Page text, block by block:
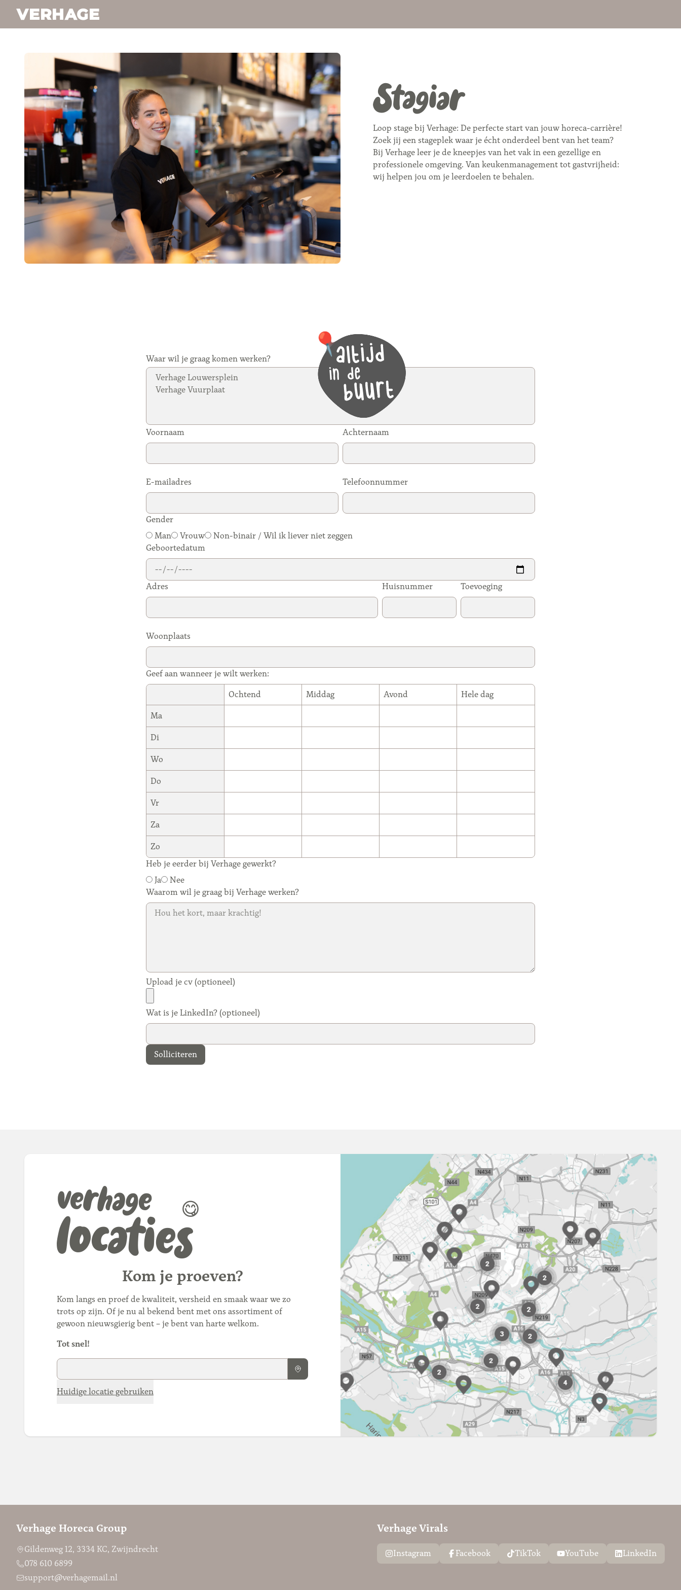
Stagiar
Loop stage bij Verhage: De perfecte start van jouw horeca-carrière!
Zoek jij een stageplek waar je écht onderdeel bent van het team?
Bij Verhage leer je de kneepjes van het vak in een gezellige en
professionele omgeving. Van keukenmanagement tot gastvrijheid:
wij helpen jou om je leerdoelen te behalen.
Waar wil je graag komen werken?
Voornaam Achternaam
E-mailadres Telefoonnummer
Gender
Man
Vrouw
Non-binair / Wil ik liever niet zeggen
Geboortedatum
Adres Huisnummer Toevoeging
Woonplaats
Geef aan wanneer je wilt werken:
Ochtend Middag Avond Hele dag
Ma
Di
Wo
Do
Vr
Za
Zo
Heb je eerder bij Verhage gewerkt?
Ja
Nee
Waarom wil je graag bij Verhage werken?
Upload je cv (optioneel)
Wat is je LinkedIn? (optioneel)
Solliciteren
verhage
locaties
😋
Kom je proeven?
Kom langs en proef de kwaliteit, versheid en smaak waar we zo
trots op zijn. Of je nu al bekend bent met ons assortiment of
gewoon nieuwsgierig bent – je bent van harte welkom.
Tot snel!
Huidige locatie gebruiken
Verhage Horeca Group
Gildenweg 12, 3334 KC, Zwijndrecht
078 610 6899
support@verhagemail.nl
Verhage Virals
Instagram Facebook TikTok YouTube LinkedIn